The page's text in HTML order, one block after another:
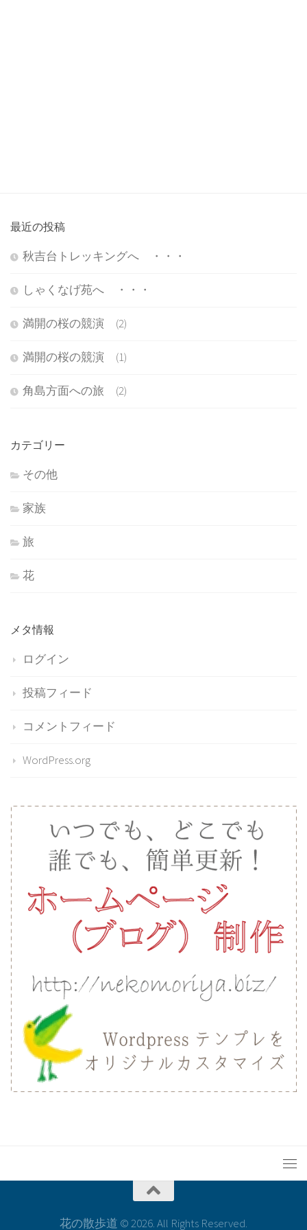
最近の投稿
秋吉台トレッキングへ ・・・
しゃくなげ苑へ ・・・
満開の桜の競演 (2)
満開の桜の競演 (1)
角島方面への旅 (2)
カテゴリー
その他
家族
旅
花
メタ情報
ログイン
投稿フィード
コメントフィード
WordPress.org
花の散歩道 © 2026. All Rights Reserved.